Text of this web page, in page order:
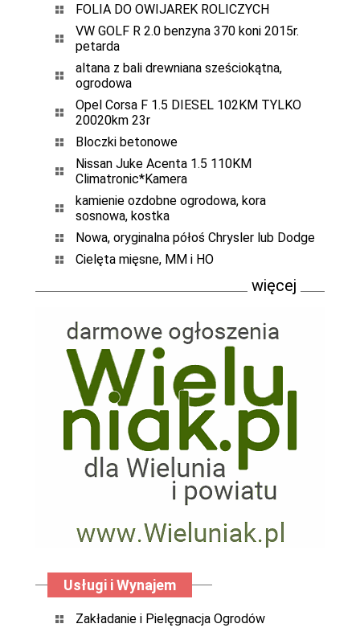
FOLIA DO OWIJAREK ROLICZYCH
VW GOLF R 2.0 benzyna 370 koni 2015r.
petarda
altana z bali drewniana sześciokątna,
ogrodowa
Opel Corsa F 1.5 DIESEL 102KM TYLKO
20020km 23r
Bloczki betonowe
Nissan Juke Acenta 1.5 110KM
Climatronic*Kamera
kamienie ozdobne ogrodowa, kora
sosnowa, kostka
Nowa, oryginalna półoś Chrysler lub Dodge
Cielęta mięsne, MM i HO
więcej
Usługi i Wynajem
Zakładanie i Pielęgnacja Ogrodów